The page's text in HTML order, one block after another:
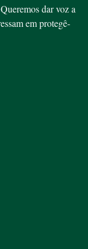
dar voz a
em protegê-